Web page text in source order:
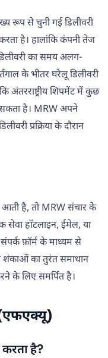
रूप से चुनी गई डिलीवरी
है। हालांकि कंपनी तेज
का समय अलग-
के भीतर घरेलू डिलीवरी
अंतरराष्ट्रीय शिपमेंट में कुछ
है। MRW अपने
प्रक्रिया के दौरान
आती है, तो MRW संचार के
सेवा हॉटलाइन, ईमेल, या
फ़ॉर्म के माध्यम से
शंकाओं का तुरंत समाधान
के लिए समर्पित है।
(एफएक्यू)
है?